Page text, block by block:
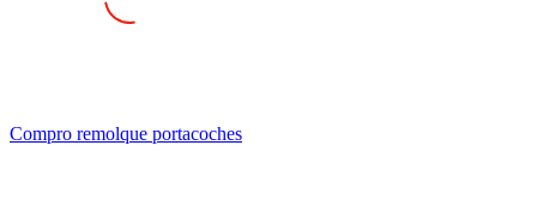
Compro remolque portacoches